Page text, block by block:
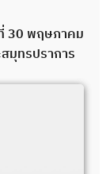
30 พฤษภาคม
มุทรปราการ